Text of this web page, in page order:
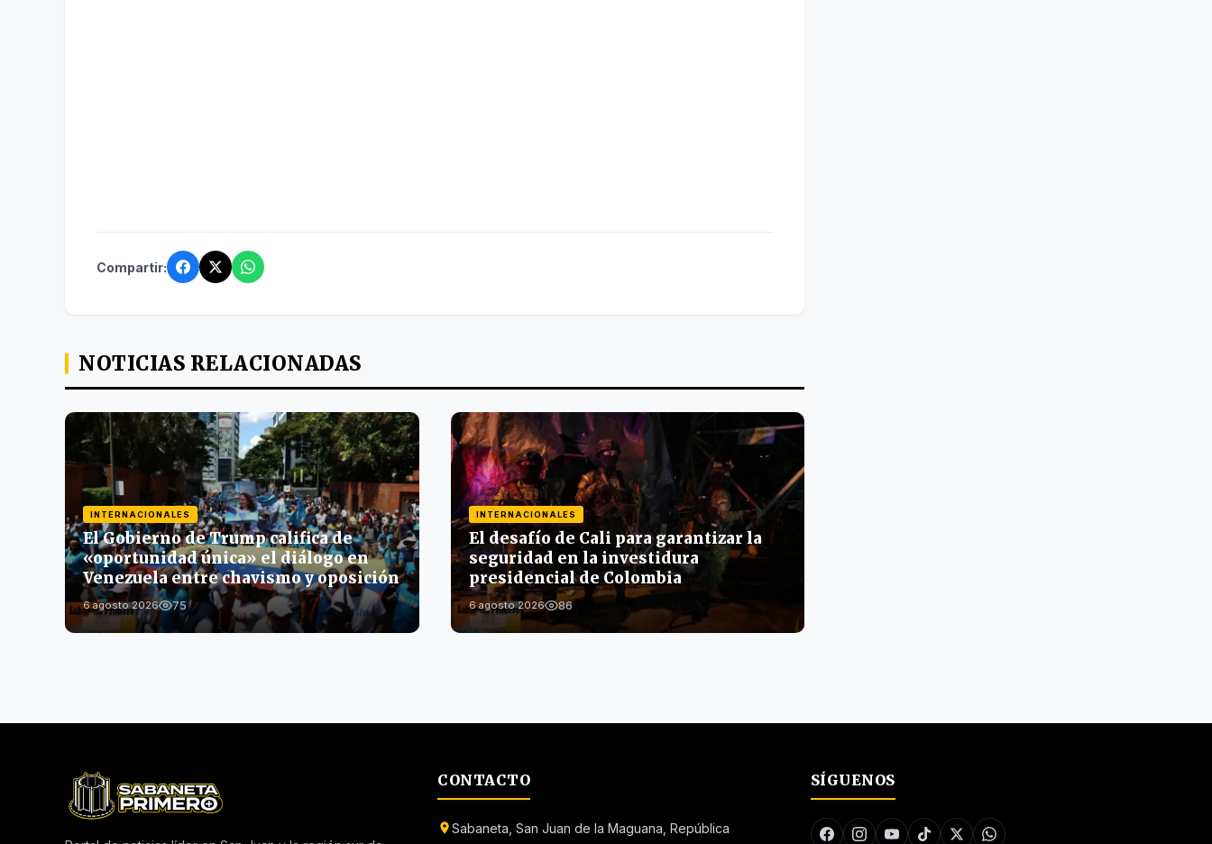
Compartir:
NOTICIAS RELACIONADAS
INTERNACIONALES
El Gobierno de Trump califica de
«oportunidad única» el diálogo en
Venezuela entre chavismo y oposición
6 agosto 2026 75
INTERNACIONALES
El desafío de Cali para garantizar la
seguridad en la investidura
presidencial de Colombia
6 agosto 2026 86
CONTACTO
Sabaneta, San Juan de la Maguana, República
SÍGUENOS